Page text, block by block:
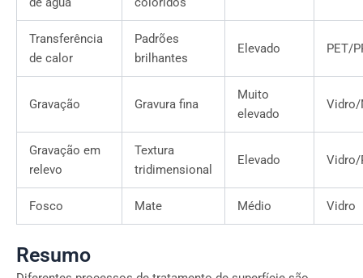
Transferência
de calor
Padrões
brilhantes
Elevado PET/
Gravação Gravura fina
Muito
elevado
Vidro/
Gravação em
relevo
Textura
tridimensional
Elevado Vidro/
Fosco Mate Médio Vidro
Resumo